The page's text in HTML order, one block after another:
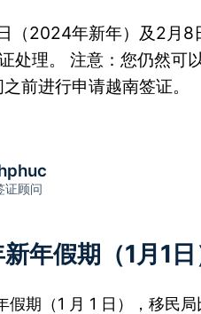
（2024年新年）及2月8
处理。 注意：您仍然可
前进行申请越南签证。
证顾问
年假期（1月1日
假期（1 月 1 日），移民